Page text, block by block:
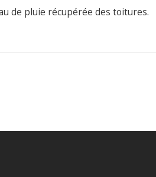
de pluie récupérée des toitures.